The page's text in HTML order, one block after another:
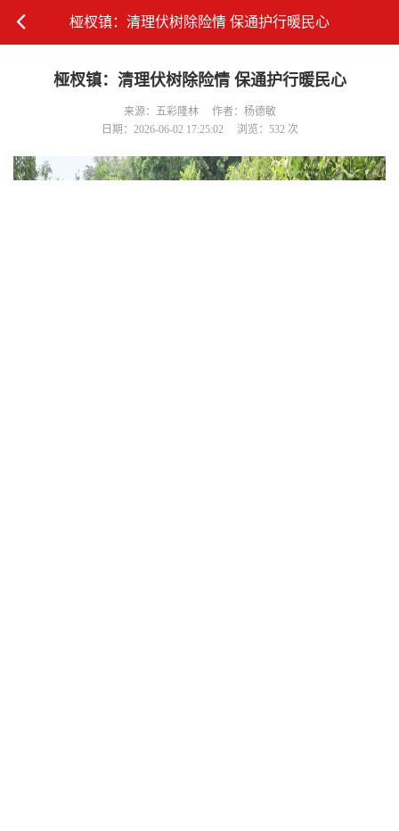
桠杈镇：清理伏树除险情 保通护行暖民心
桠杈镇：清理伏树除险情 保通护行暖民心
来源：五彩隆林
作者：杨德敏
日期：2026-06-02 17:25:02
浏览：532 次